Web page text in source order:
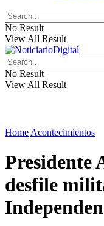
No Result
View All Result
No Result
View All Result
Home Acontecimientos
Presidente
desfile